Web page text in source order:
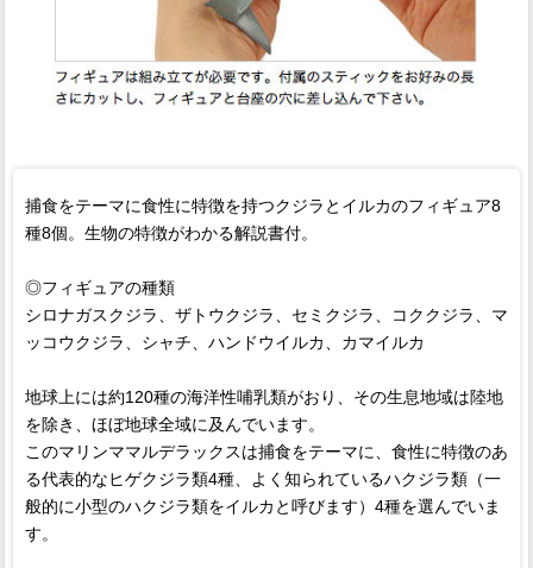
捕食をテーマに食性に特徴を持つクジラとイルカのフィギュア8
種8個。生物の特徴がわかる解説書付。
◎フィギュアの種類
シロナガスクジラ、ザトウクジラ、セミクジラ、コククジラ、マ
ッコウクジラ、シャチ、ハンドウイルカ、カマイルカ
地球上には約120種の海洋性哺乳類がおり、その生息地域は陸地
を除き、ほぼ地球全域に及んでいます。
このマリンママルデラックスは捕食をテーマに、食性に特徴のあ
る代表的なヒゲクジラ類4種、よく知られているハクジラ類（一
般的に小型のハクジラ類をイルカと呼びます）4種を選んでいま
す。